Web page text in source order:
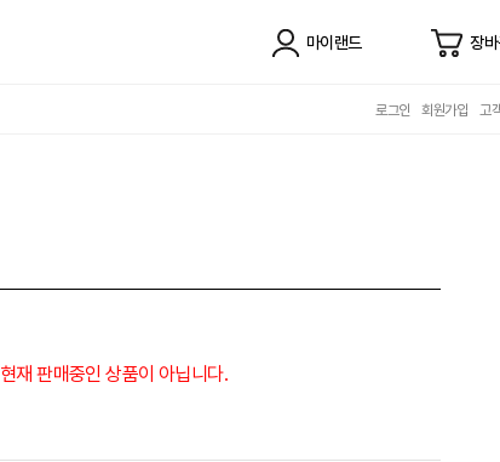
마이랜드 장
로그인 회원가입 고
현재 판매중인 상품이 아닙니다.